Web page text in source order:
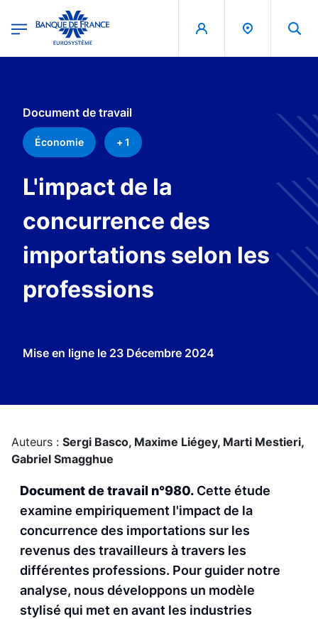
Banque de France - Menu Principal
Document de travail
Économie + 1
L'impact de la
concurrence des
importations selon les
professions
Mise en ligne le 23 Décembre 2024
Auteurs : Sergi Basco, Maxime Liégey, Marti Mestieri,
Gabriel Smagghue
Document de travail n°980. Cette étude
examine empiriquement l'impact de la
concurrence des importations sur les
revenus des travailleurs à travers les
différentes professions. Pour guider notre
analyse, nous développons un modèle
stylisé qui met en avant les industries